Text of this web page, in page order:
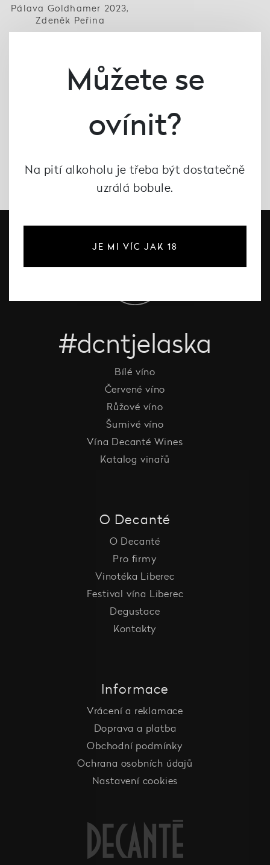
Pálava Goldhamer 2023,
Zdeněk Peřina
277 Kč
#dcntjelaska
Bílé víno
Červené víno
Růžové víno
Šumivé víno
Vína Decanté Wines
Katalog vinařů
O Decanté
O Decanté
Pro firmy
Vinotéka Liberec
Festival vína Liberec
Degustace
Kontakty
Informace
Vrácení a reklamace
Doprava a platba
Obchodní podmínky
Ochrana osobních údajů
Nastavení cookies
Můžete se
ovínit?
Na pití alkoholu je třeba být dostatečně
uzrálá bobule.
JE MI VÍC JAK 18